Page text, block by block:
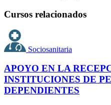
Cursos relacionados
Sociosanitaria
APOYO EN LA
INSTITUCIONES DE
DEPENDIENTES